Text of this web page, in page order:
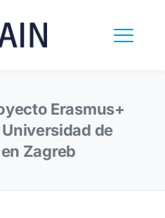
Erasmus+
Universidad de
Zagreb